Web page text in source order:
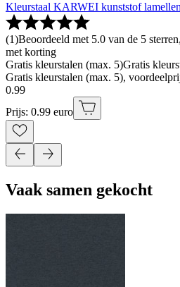
Kleurstaal KARWEI kunststof
(1)Beoordeeld met 5.0 van de 5
met korting
Gratis kleurstalen (max. 5)Gratis
Gratis kleurstalen (max. 5),
0.99
Prijs: 0.99 euro
Vaak samen gekocht